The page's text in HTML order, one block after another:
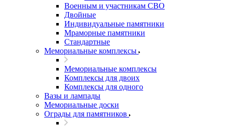
Военным и участникам СВО
Двойные
Индивидуальные памятники
Мраморные памятники
Стандартные
Мемориальные комплексы
Мемориальные комплексы
Комплексы для двоих
Комплексы для одного
Вазы и лампады
Мемориальные доски
Ограды для памятников